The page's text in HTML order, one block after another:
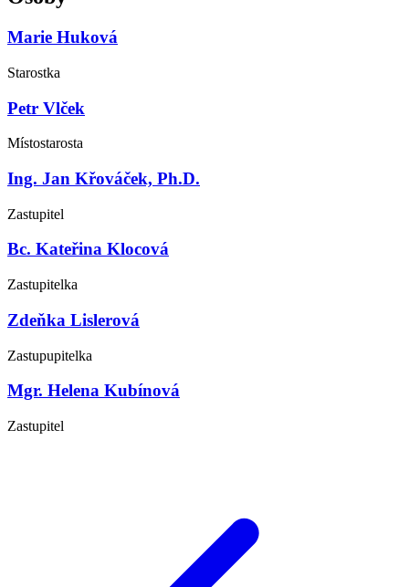
Marie Huková
Starostka
Petr Vlček
Místostarosta
Ing. Jan Křováček, Ph.D.
Zastupitel
Bc. Kateřina Klocová
Zastupitelka
Zdeňka Lislerová
Zastupupitelka
Mgr. Helena Kubínová
Zastupitel